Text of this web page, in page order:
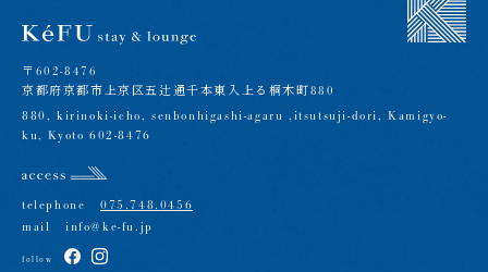
〒602-8476
京都府京都市上京区五辻通千本東入上る桐木町880
880, kirinoki-icho, senbonhigashi-agaru ,itsutsuji-dori, Kamigyo-
ku, Kyoto 602-8476
telephone 075.748.0456
mail info@ke-fu.jp
follow